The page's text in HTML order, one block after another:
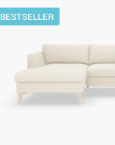
BESTSELLER